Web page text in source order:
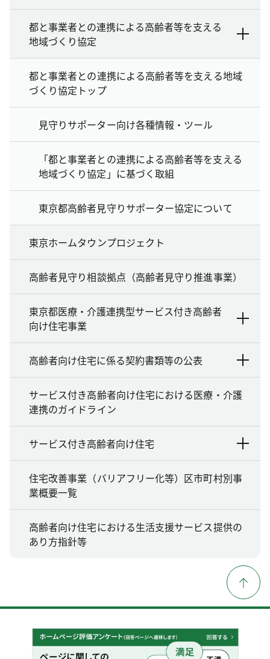
都と事業者との連携による高齢者等を支える
地域づくり協定
都と事業者との連携による高齢者等を支える地域
づくり協定トップ
見守りサポーター向け各種情報・ツール
「都と事業者との連携による高齢者等を支える
地域づくり協定」に基づく取組
東京都高齢者見守りサポーター協定について
東京ホームタウンプロジェクト
高齢者見守り相談拠点（高齢者見守り推進事業）
東京都医療・介護連携型サービス付き高齢者
向け住宅事業
高齢者向け住宅に係る契約書類等の公表
サービス付き高齢者向け住宅における医療・介護
連携のガイドライン
サービス付き高齢者向け住宅
住宅改善事業（バリアフリー化等）区市町村別事
業概要一覧
高齢者向け住宅における生活支援サービス提供の
あり方指針等